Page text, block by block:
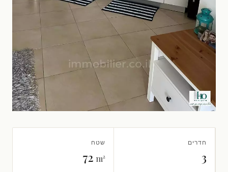
חדרים
3
שטח
72 m²